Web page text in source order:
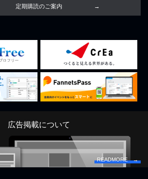
定期購読のご案内
広告掲載について
READMORE →